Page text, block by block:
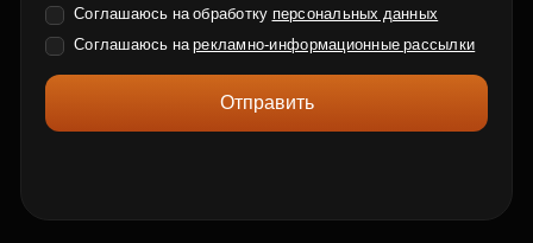
Соглашаюсь на обработку персональных данных
Соглашаюсь нарекламно-информационные рассылки
Отправить